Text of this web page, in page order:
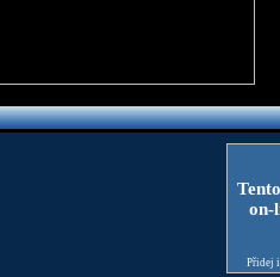
on-
Přidej